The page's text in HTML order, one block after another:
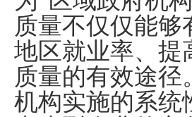
质量不仅仅能
地区就业率、提
质量的有效途
机构实施的系统